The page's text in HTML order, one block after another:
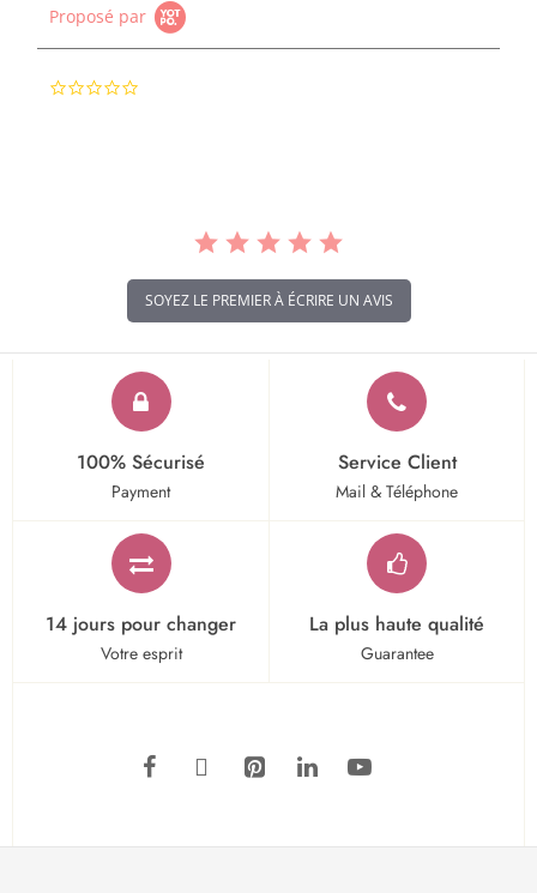
Proposé par
SOYEZ LE PREMIER À ÉCRIRE UN AVIS
100% Sécurisé
Payment
Service Client
Mail & Téléphone
14 jours pour changer
Votre esprit
La plus haute qualité
Guarantee